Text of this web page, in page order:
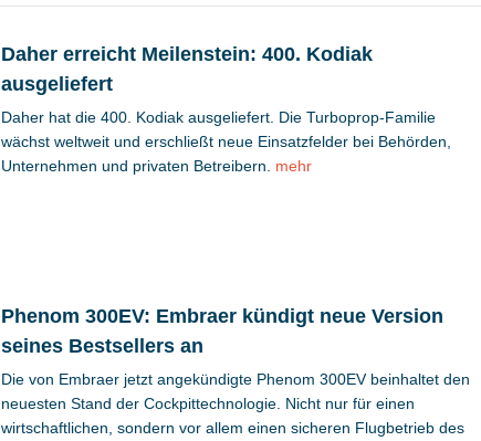
Daher erreicht Meilenstein: 400. Kodiak
ausgeliefert
Daher hat die 400. Kodiak ausgeliefert. Die Turboprop-Familie
wächst weltweit und erschließt neue Einsatzfelder bei Behörden,
Unternehmen und privaten Betreibern.
mehr
Phenom 300EV: Embraer kündigt neue Version
seines Bestsellers an
Die von Embraer jetzt angekündigte Phenom 300EV beinhaltet den
neuesten Stand der Cockpittechnologie. Nicht nur für einen
wirtschaftlichen, sondern vor allem einen sicheren Flugbetrieb des